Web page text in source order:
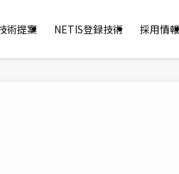
術提案 NETIS登録技術 採用情報